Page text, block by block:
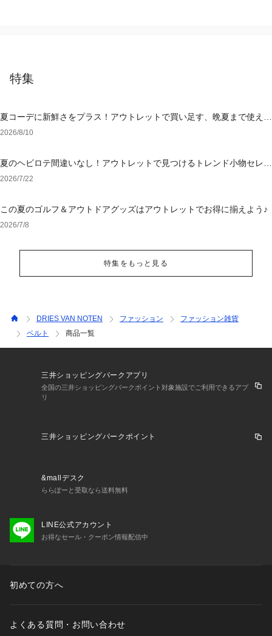
特集
夏コーデに新鮮さをプラス！アウトレットで買い足す、晩夏まで使える
アイテム
2026/8/10
夏のヘビロテ間違いなし！アウトレットで見つけるトレンド小物セレク
ション
2026/7/22
この夏のゴルフ＆アウトドアグッズはアウトレットでお得に揃えよう♪
2026/7/8
特集をもっと見る
DRIES VAN NOTEN ファッション
ファッション雑貨
ベルト
商品一覧
三井ショッピングパークアプリ
全国の三井ショッピングパークポイント対象施設でご利用できるアプ
リ
三井ショッピングパークポイント
&mallデスク
ららぽーと受取なら送料無料
LINE公式アカウント
お得なセール・クーポン情報配信中
初めての方へ
よくある質問・お問い合わせ